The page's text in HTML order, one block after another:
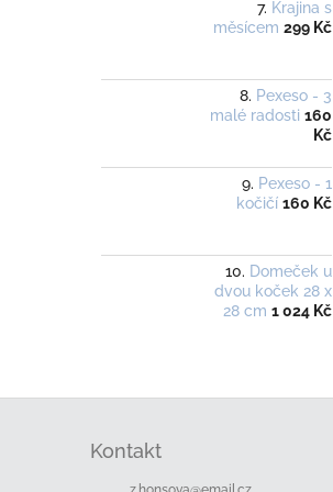
Krajina s
měsícem 299 Kč
Pexeso - 3
malé radosti 160
Kč
Pexeso - 1
kočičí 160 Kč
Domeček u
dvou koček 28 x
28 cm 1 024 Kč
Kontakt